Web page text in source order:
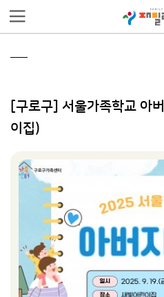
[구로구] 서울가족학교 아
이집)